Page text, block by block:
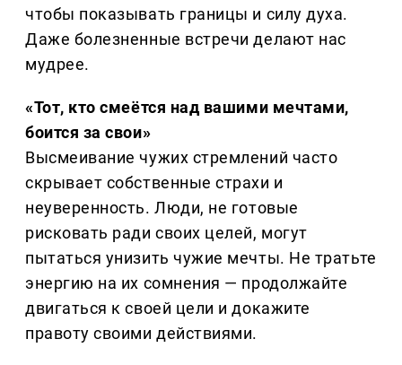
чтобы показывать границы и силу духа.
Даже болезненные встречи делают нас
мудрее.
«Тот, кто смеётся над вашими мечтами,
боится за свои»
Высмеивание чужих стремлений часто
скрывает собственные страхи и
неуверенность. Люди, не готовые
рисковать ради своих целей, могут
пытаться унизить чужие мечты. Не тратьте
энергию на их сомнения — продолжайте
двигаться к своей цели и докажите
правоту своими действиями.